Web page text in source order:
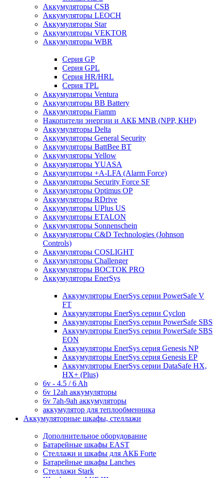
Аккумуляторы CSB
Аккумуляторы LEOCH
Аккумуляторы Star
Аккумуляторы VEKTOR
Аккумуляторы WBR
Cерия GP
Серия GPL
Серия HR/HRL
Серия TPL
Аккумуляторы Ventura
Аккумуляторы BB Battery
Аккумуляторы Fiamm
Накопители энергии и АКБ MNB (NPP, КНР)
Аккумуляторы Delta
Аккумуляторы General Security
Аккумуляторы BattBee BT
Аккумуляторы Yellow
Аккумуляторы YUASA
Аккумуляторы +A-LFA (Alarm Force)
Аккумуляторы Security Force SF
Аккумуляторы Optimus OP
Аккумуляторы RDrive
Аккумуляторы UPlus US
Аккумуляторы ETALON
Аккумуляторы Sonnenschein
Аккумуляторы С&D Technologies (Johnson
Controls)
Аккумуляторы COSLIGHT
Аккумуляторы Challenger
Аккумуляторы ВОСТОК PRO
Аккумуляторы EnerSys
Аккумуляторы EnerSys серии PowerSafe V
FT
Аккумуляторы EnerSys серии Cyclon
Аккумуляторы EnerSys серии PowerSafe SBS
Аккумуляторы EnerSys серии PowerSafe SBS
EON
Аккумуляторы EnerSys серия Genesis NP
Аккумуляторы EnerSys серия Genesis EP
Аккумуляторы EnerSys серии DataSafe HX,
HX+ (Plus)
6v - 4.5 / 6 Ah
6v 12ah аккумуляторы
6v 7ah-9ah аккумуляторы
аккумулятор для теплообменника
Аккумуляторные шкафы, стеллажи
Дополнительное оборудование
Батарейные шкафы EAST
Стеллажи и шкафы для АКБ Forte
Батарейные шкафы Lanches
Стеллажи Stark